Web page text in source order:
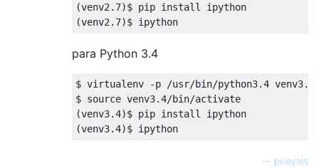
(venv2 . 7)
(venv2 . 7)$ ipython
para Python 3.4
$ virtualenv -p /usr/bin/python3.4 venv3.
$ source venv3.4/bin/
(venv3.4)
(venv3.4)$ ipython
pvieytes